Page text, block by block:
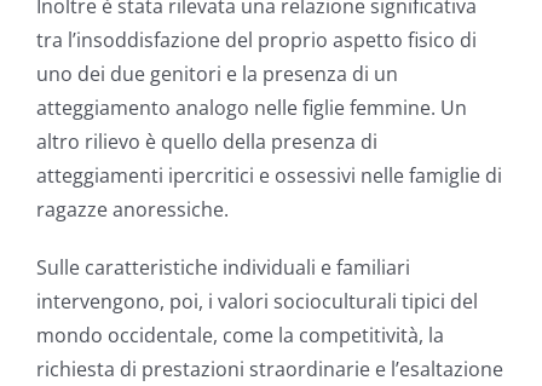
Inoltre è stata rilevata una relazione significativa
tra l’insoddisfazione del proprio aspetto fisico di
uno dei due genitori e la presenza di un
atteggiamento analogo nelle figlie femmine. Un
altro rilievo è quello della presenza di
atteggiamenti ipercritici e ossessivi nelle famiglie di
ragazze anoressiche.
Sulle caratteristiche individuali e familiari
intervengono, poi, i valori socioculturali tipici del
mondo occidentale, come la competitività, la
richiesta di prestazioni straordinarie e l’esaltazione